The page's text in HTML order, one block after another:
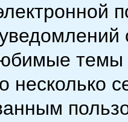
темы
несколько